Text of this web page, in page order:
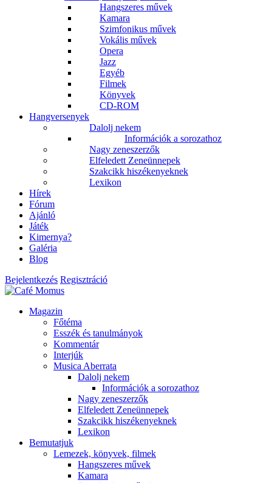
Hangszeres művek
Kamara
Szimfonikus művek
Vokális művek
Opera
Jazz
Egyéb
Filmek
Könyvek
CD-ROM
Hangversenyek
Dalolj nekem
Információk a sorozathoz
Nagy zeneszerzők
Elfeledett Zeneünnepek
Szakcikk hiszékenyeknek
Lexikon
Hírek
Fórum
Ajánló
Játék
Kimernya?
Galéria
Blog
Bejelentkezés Regisztráció
Magazin
Főtéma
Esszék és tanulmányok
Kommentár
Interjúk
Musica Aberrata
Dalolj nekem
Információk a sorozathoz
Nagy zeneszerzők
Elfeledett Zeneünnepek
Szakcikk hiszékenyeknek
Lexikon
Bemutatjuk
Lemezek, könyvek, filmek
Hangszeres művek
Kamara